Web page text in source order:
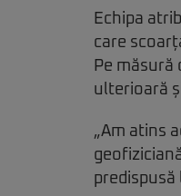
Echipa
care
Pe
ulterioară
„Am atins
predispusă